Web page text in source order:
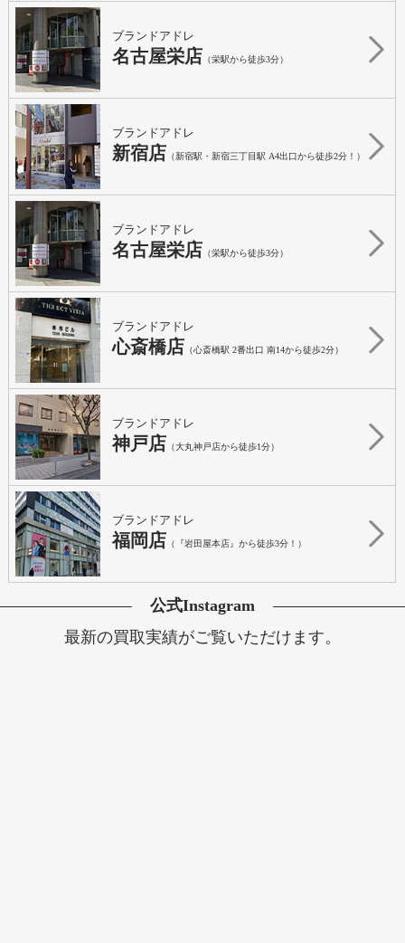
ブランドアドレ
名古屋栄店 （栄駅から徒歩3分）
ブランドアドレ
新宿店 （新宿駅・新宿三丁目駅 A4出口から徒歩2分！）
ブランドアドレ
名古屋栄店 （栄駅から徒歩3分）
ブランドアドレ
心斎橋店 （心斎橋駅 2番出口 南14から徒歩2分）
ブランドアドレ
神戸店 （大丸神戸店から徒歩1分）
ブランドアドレ
福岡店 （『岩田屋本店』から徒歩3分！）
公式Instagram
最新の買取実績がご覧いただけます。